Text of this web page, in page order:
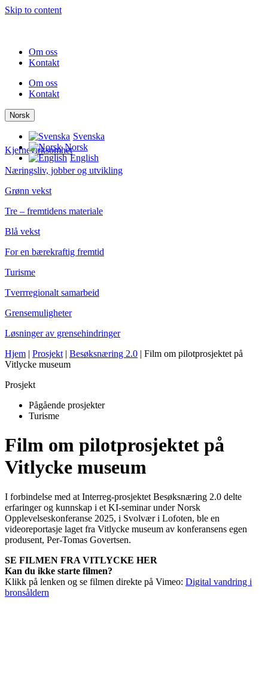
Skip to content
Om oss
Kontakt
Om oss
Kontakt
Norsk
Svenska
Norsk
English
Kjernevirksomhet
Næringsliv, jobber og utvikling
Grønn vekst
Tre – fremtidens materiale
Blå vekst
For en bærekraftig fremtid
Turisme
Tverrregionalt samarbeid
Grensemuligheter
Løsninger av grensehindringer
Hjem | Prosjekt | Besøksnæring 2.0 | Film om pilotprosjektet på
Vitlycke museum
Prosjekt
Pågående prosjekter
Turisme
Film om pilotprosjektet på
Vitlycke museum
I forbindelse med at Interreg-prosjektet Besøksnæring 2.0 delte
erfaringer og kunnskap i et KI-seminar under Norsk
Opplevelseskonferanse 2025, i Svolvær i Lofoten, ble en
videoreportasje laget fra Vitlycke museum av konferansens egen
produsent, Per-Tomas Govertsen.
SE FILMEN FRA VITLYCKE HER
Kan du ikke starte filmen?
Klikk på lenken og se filmen direkte på Vimeo: Digital vandring i
bronsåldern